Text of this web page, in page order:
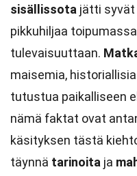
sisällissota jätti syvät
pikkuhiljaa
tulevaisuuttaan.
maisemia,
tutustua paikalliseen
nämä faktat ovat
käsityksen tästä
täynnä tarinoita ja